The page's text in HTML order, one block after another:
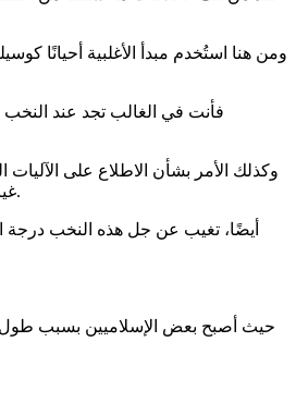
ومن هنا استُخدم مبدأ الأغلبية أحيانًا
فأنت في الغالب تجد عند النخب
وكذلك الأمر بشأن الاطلاع على
غير المتخصص لا يعرف -مثلًا- اسم رئيس أي من الأحزاب السياسية في الولايات المتحدة، لا حاليًا ولا سابقًا، ولكنه يعرف أسماء العديد من القادة الديمقراطيين والجمهوريين.
حيث أصبح بعض الإسلاميين بسبب طول